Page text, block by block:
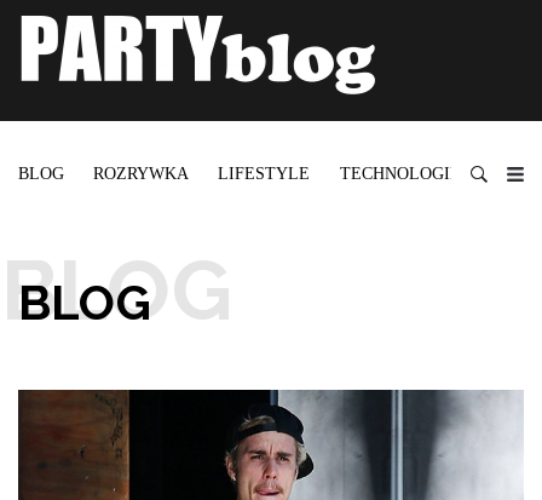
BLOG ROZRYWKA LIFESTYLE TECHNOLOGIE
BLOG